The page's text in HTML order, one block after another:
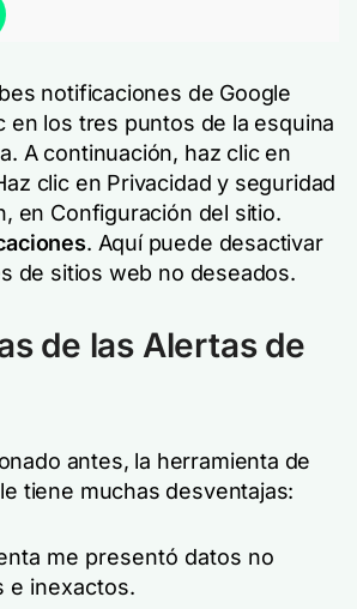
notificaciones de Google
en los tres puntos de la esquina
A continuación, haz clic en
clic en Privacidad y seguridad
en Configuración del sitio.
. Aquí puede desactivar
de sitios web no deseados.
de las Alertas de
antes, la herramienta de
tiene muchas desventajas:
me presentó datos no
e inexactos.